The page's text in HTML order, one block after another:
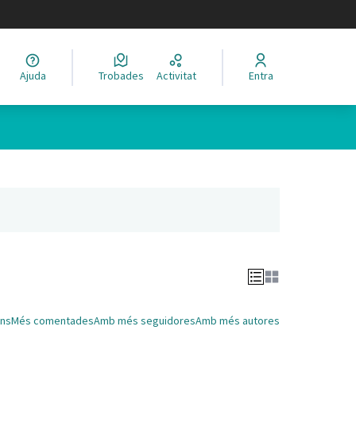
Elegir el idioma
Ajuda Trobades Activitat Entra
Més comentadesAmb més seguidoresAmb més autores